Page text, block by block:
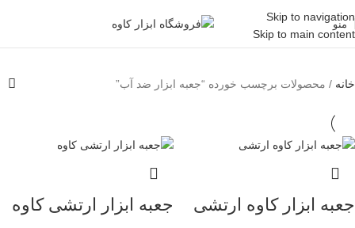
Skip to navigation
Skip to main content
منو
خانه محصولات برچسب خورده “جعبه ابزار ضد آب”
جعبه ابزار کاوه ارتشی جعبه ابزار ارتشی کاوه